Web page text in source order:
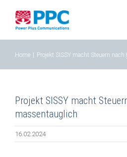
content
Home Projekt SISSY macht Steuern
Projekt SISSY macht
massentauglich
16.02.2024